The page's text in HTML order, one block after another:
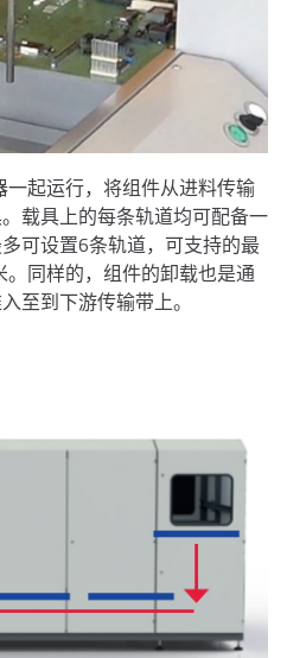
一起运行，将组件从进料传输
载具上的每条轨道均可配备一
可设置6条轨道，可支持的最
同样的，组件的卸载也是通
至到下游传输带上。